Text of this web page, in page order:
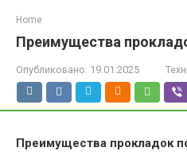
Home
Преимущества
Опубликовано: 19.01.2025
Преимущества прокладок